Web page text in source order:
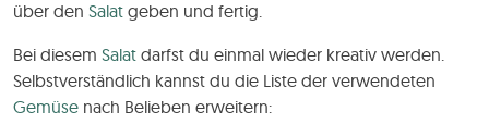
über den Salat geben und fertig.
Bei diesem Salat darfst du einmal wieder kreativ werden.
Selbstverständlich kannst du die Liste der verwendeten
Gemüse nach Belieben erweitern: